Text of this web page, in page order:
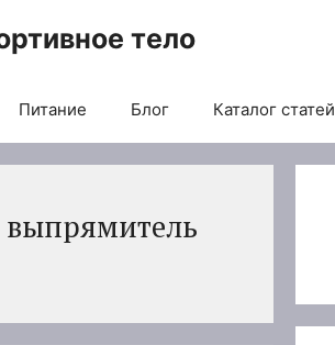
тело
Питание Блог Каталог статей